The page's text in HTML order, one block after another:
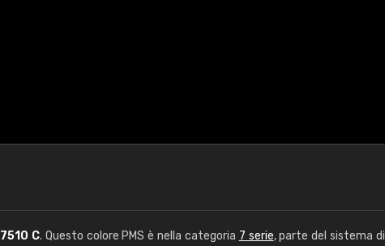
7510 C. Questo colore PMS è nella categoria 7 serie, parte del sistema di